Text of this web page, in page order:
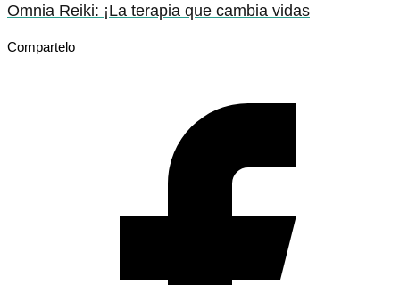
Omnia Reiki: ¡La terapia que cambia vidas
Compartelo